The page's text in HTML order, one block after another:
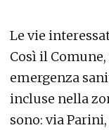
Le vie
Così il
emergenza
incluse nella
sono: via